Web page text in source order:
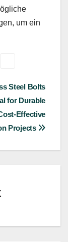
um ein
Steel Bolts
for Durable
Effective
Projects